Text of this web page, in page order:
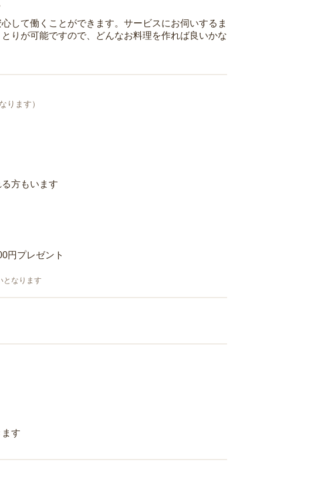
して働くことができます。サービスにお伺いするま
りが可能ですので、どんなお料理を作れば良いかな
ります）
方もいます
円プレゼント
となります
す